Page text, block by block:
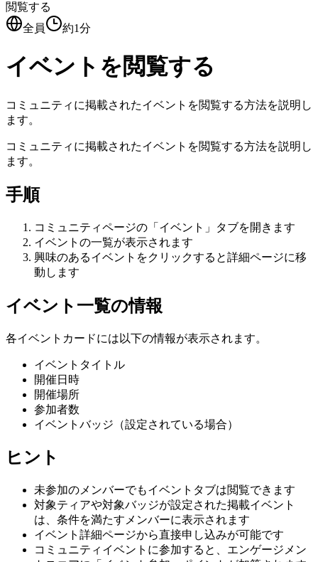
閲覧する
全員
約1分
イベントを閲覧する
コミュニティに掲載されたイベントを閲覧する方法を説明し
ます。
コミュニティに掲載されたイベントを閲覧する方法を説明し
ます。
手順
コミュニティページの「イベント」タブを開きます
イベントの一覧が表示されます
興味のあるイベントをクリックすると詳細ページに移
動します
イベント一覧の情報
各イベントカードには以下の情報が表示されます。
イベントタイトル
開催日時
開催場所
参加者数
イベントバッジ（設定されている場合）
ヒント
未参加のメンバーでもイベントタブは閲覧できます
対象ティアや対象バッジが設定された掲載イベント
は、条件を満たすメンバーに表示されます
イベント詳細ページから直接申し込みが可能です
コミュニティイベントに参加すると、エンゲージメン